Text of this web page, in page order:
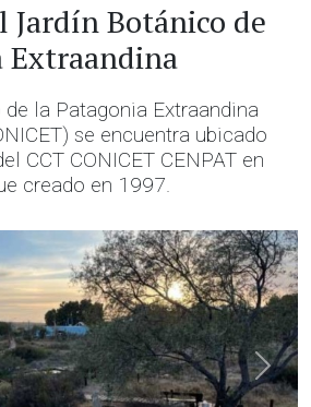
Jardín Botánico de
Extraandina
la Patagonia Extraandina
se encuentra ubicado
CCT CONICET CENPAT en
creado en 1997.